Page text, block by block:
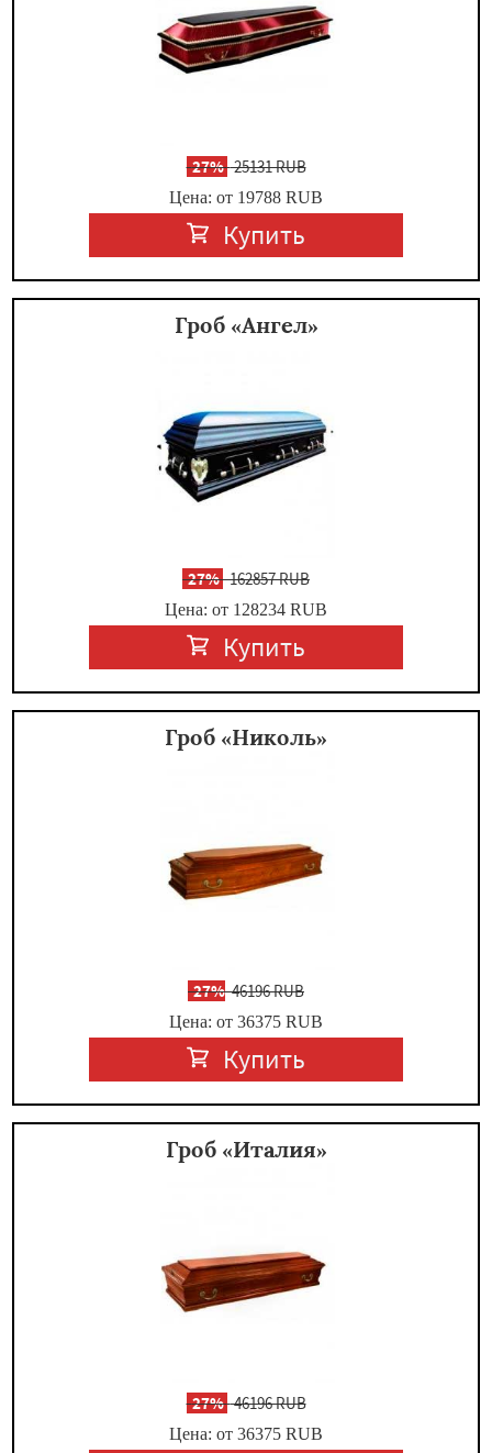
-27%25131 RUB
Цена: от 19788 RUB
Купить
Гроб «Ангел»
-27%162857 RUB
Цена: от 128234 RUB
Купить
Гроб «Николь»
-27%46196 RUB
Цена: от 36375 RUB
Купить
Гроб «Италия»
-27%46196 RUB
Цена: от 36375 RUB